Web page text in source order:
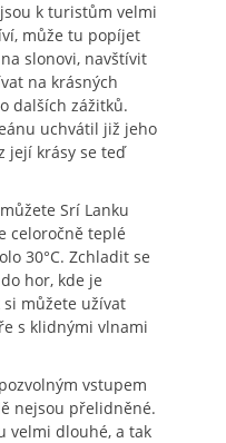
k turistům velmi
může tu popíjet
slonovi, navštívit
na krásných
dalších zážitků.
uchvátil již jeho
její krásy se teď
Srí Lanku
celoročně teplé
30°C. Zchladit se
hor, kde je
si můžete užívat
s klidnými vlnami
vstupem
nejsou přelidněné.
velmi dlouhé, a tak